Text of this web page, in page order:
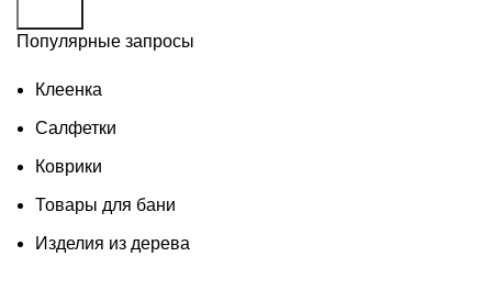
Популярные запросы
Клеенка
Салфетки
Коврики
Товары для бани
Изделия из дерева